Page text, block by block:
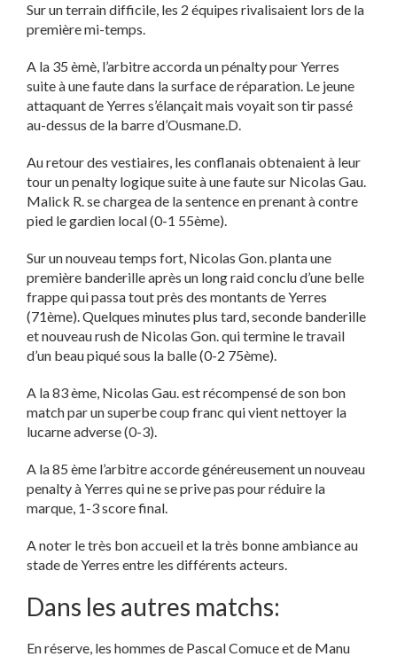
Sur un terrain difficile, les 2 équipes rivalisaient lors de la
première mi-temps.
A la 35 èmè, l’arbitre accorda un pénalty pour Yerres
suite à une faute dans la surface de réparation. Le jeune
attaquant de Yerres s’élançait mais voyait son tir passé
au-dessus de la barre d’Ousmane.D.
Au retour des vestiaires, les conflanais obtenaient à leur
tour un penalty logique suite à une faute sur Nicolas Gau.
Malick R. se chargea de la sentence en prenant à contre
pied le gardien local (0-1 55ème).
Sur un nouveau temps fort, Nicolas Gon. planta une
première banderille après un long raid conclu d’une belle
frappe qui passa tout près des montants de Yerres
(71ème). Quelques minutes plus tard, seconde banderille
et nouveau rush de Nicolas Gon. qui termine le travail
d’un beau piqué sous la balle (0-2 75ème).
A la 83 ème, Nicolas Gau. est récompensé de son bon
match par un superbe coup franc qui vient nettoyer la
lucarne adverse (0-3).
A la 85 ème l’arbitre accorde généreusement un nouveau
penalty à Yerres qui ne se prive pas pour réduire la
marque, 1-3 score final.
A noter le très bon accueil et la très bonne ambiance au
stade de Yerres entre les différents acteurs.
Dans les autres matchs:
En réserve, les hommes de Pascal Comuce et de Manu